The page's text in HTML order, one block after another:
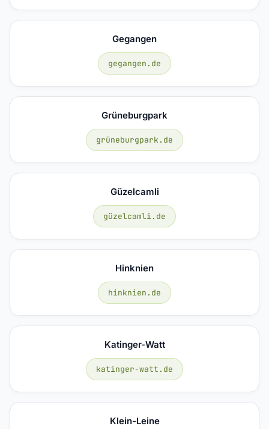
Gegangen
gegangen.de
Grüneburgpark
grüneburgpark.de
Güzelcamli
güzelcamli.de
Hinknien
hinknien.de
Katinger-Watt
katinger-watt.de
Klein-Leine